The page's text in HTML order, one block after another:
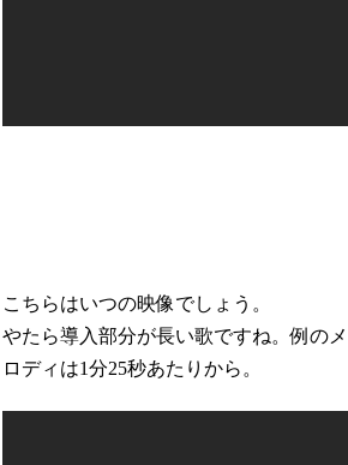
こちらはいつの映像でしょう。
やたら導入部分が長い歌ですね。例のメ
ロディは1分25秒あたりから。